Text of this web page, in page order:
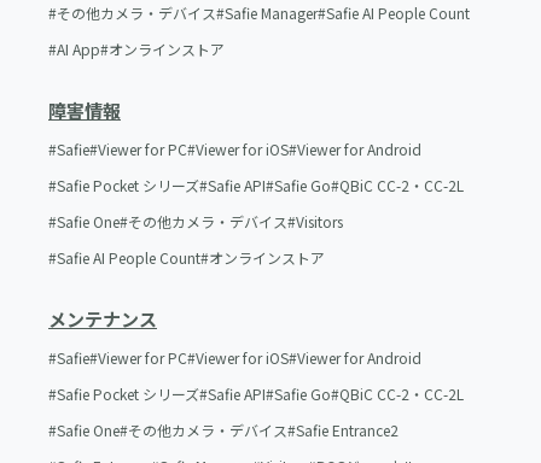
その他カメラ・デバイス Safie Manager Safie AI People Count
AI App オンラインストア
障害情報
Safie Viewer for PC Viewer for iOS Viewer for Android
Safie Pocket シリーズ Safie API Safie Go QBiC CC-2・CC-2L
Safie One その他カメラ・デバイス Visitors
Safie AI People Count オンラインストア
メンテナンス
Safie Viewer for PC Viewer for iOS Viewer for Android
Safie Pocket シリーズ Safie API Safie Go QBiC CC-2・CC-2L
Safie One その他カメラ・デバイス Safie Entrance2